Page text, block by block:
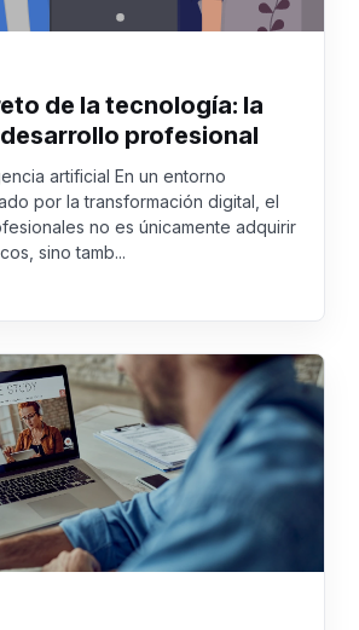
de la tecnología: la
profesional
artificial En un entorno
por la transformación digital, el
no es únicamente adquirir
sino tamb...